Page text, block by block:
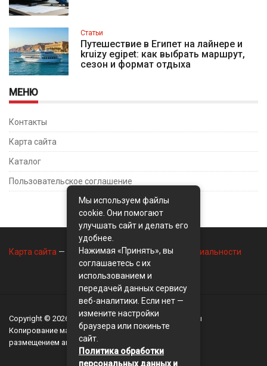
Статьи
Путешествие в Египет на лайнере и
kruizy egipet: как выбрать маршрут,
сезон и формат отдыха
МЕНЮ
Контакты
Карта сайта
Каталог
Пользовательское соглашение
Карта сайта — Контакты— Политика конфиденциальности
Copyright © 2026 BusinessMix- Экономика и финансы
Копирование материалов разрешается, только с
размещением активной ссылки на сайт
Мы используем файлы
cookie. Они помогают
улучшать сайт и делать его
удобнее.
Нажимая «Принять», вы
соглашаетесь с их
использованием и
передачей данных сервису
веб-аналитики. Если нет —
измените настройки
браузера или покиньте
сайт.
Политика обработки
персональных данных и